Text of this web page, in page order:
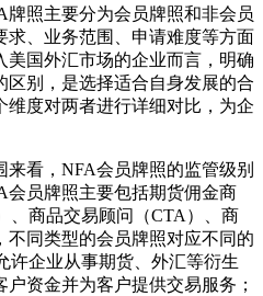
照主要分为会员牌照和非会员
求、业务范围、申请难度等方面
国外汇市场的企业而言，明确
别，是选择适合自身发展的合
度对两者进行详细对比，为企
看，NFA会员牌照的监管级别
会员牌照主要包括期货佣金商
、商品交易顾问（CTA）、商
不同类型的会员牌照对应不同的
许企业从事期货、外汇等衍生
资金并为客户提供交易服务；